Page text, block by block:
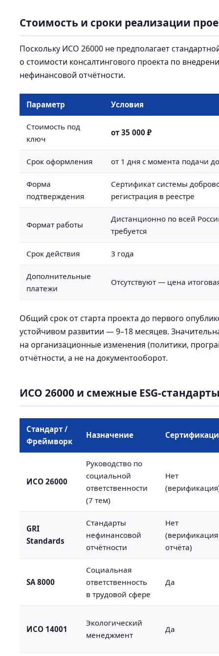
Стоимость и сроки реализации
Поскольку ИСО 26000 не предполагает
о стоимости консалтингового проекта по
нефинансовой отчётности.
Параметр Условия
Стоимость под
ключ
от 35 000 ₽
Срок оформления от 1 дня с момента подачи
Форма
подтверждения
Сертификат системы
регистрация в реестре
Формат работы
Дистанционно по всей
требуется
Срок действия 3 года
Дополнительные
платежи
Отсутствуют — цена
Общий срок от старта проекта до первого
устойчивом развитии — 9–18 месяцев.
на организационные изменения (политики,
отчётности, а не на документооборот.
ИСО 26000 и смежные ESG-
Стандарт /
Фреймворк
Назначение
ИСО 26000
Руководство по
социальной
ответственности
(7 тем)
Нет
GRI
Standards
Стандарты
нефинансовой
отчётности
Нет
(верификация
отчёта)
SA 8000
Социальная
ответственность
в трудовой сфере
Да
ИСО 14001
Экологический
менеджмент
Да